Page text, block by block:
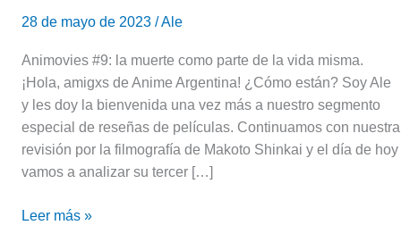
28 de mayo de 2023 /Ale
Animovies #9: la muerte como parte de la vida misma.
¡Hola, amigxs de Anime Argentina! ¿Cómo están? Soy Ale
y les doy la bienvenida una vez más a nuestro segmento
especial de reseñas de películas. Continuamos con nuestra
revisión por la filmografía de Makoto Shinkai y el día de hoy
vamos a analizar su tercer […]
Leer más »